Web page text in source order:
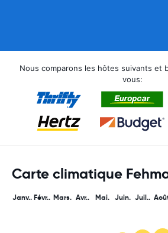
Nous comparons les hôtes suivants et
vous:
Carte climatique
Janv.. Févr.. Mars. Avr.. Mai. Juin. Juil..